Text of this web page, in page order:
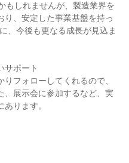
もしれませんが、製造業界を
り、安定した事業基盤を持っ
、今後も更なる成長が見込ま
サポート
フォローしてくれるので、
、展示会に参加するなど、実
ります。